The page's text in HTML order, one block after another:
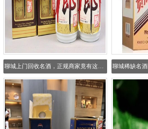
聊城上门回收名酒，正规商家竟有这3大陷阱